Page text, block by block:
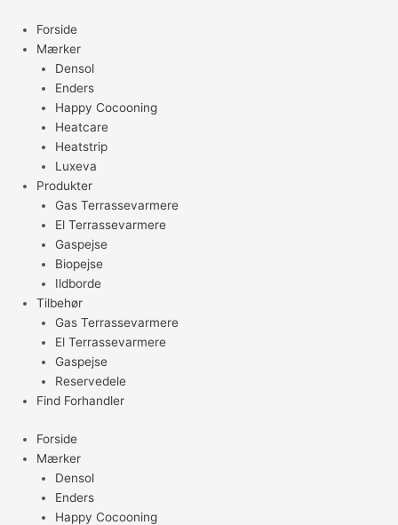
indholdet
Forside
Mærker
Densol
Enders
Happy Cocooning
Heatcare
Heatstrip
Luxeva
Produkter
Gas Terrassevarmere
El Terrassevarmere
Gaspejse
Biopejse
Ildborde
Tilbehør
Gas Terrassevarmere
El Terrassevarmere
Gaspejse
Reservedele
Find Forhandler
Forside
Mærker
Densol
Enders
Happy Cocooning